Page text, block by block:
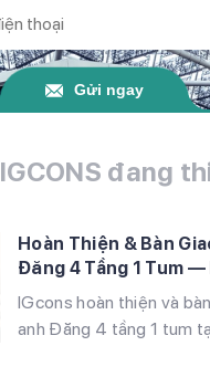
Gửi ngay
IGCONS đang
Hoàn Thiện & Bàn
Đăng 4 Tầng 1 Tum —
Hội, Hà Nội | IGcons
IGcons hoàn thiện và
anh Đăng 4 tầng 1 tum